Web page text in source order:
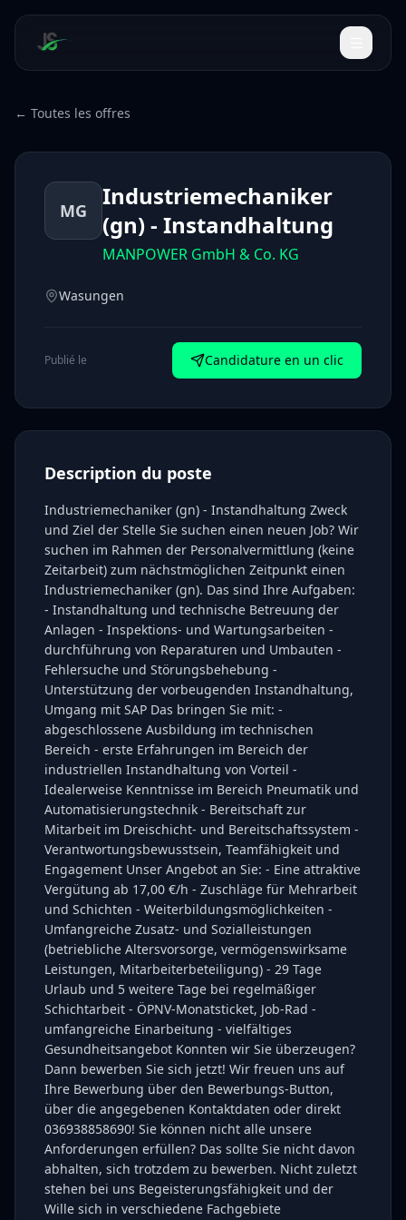
← Toutes les offres
MG
Industriemechaniker
(gn) - Instandhaltung
MANPOWER GmbH & Co. KG
Wasungen
Publié le Candidature en un clic
Description du poste
Industriemechaniker (gn) - Instandhaltung Zweck
und Ziel der Stelle Sie suchen einen neuen Job? Wir
suchen im Rahmen der Personalvermittlung (keine
Zeitarbeit) zum nächstmöglichen Zeitpunkt einen
Industriemechaniker (gn). Das sind Ihre Aufgaben:
- Instandhaltung und technische Betreuung der
Anlagen - Inspektions- und Wartungsarbeiten -
durchführung von Reparaturen und Umbauten -
Fehlersuche und Störungsbehebung -
Unterstützung der vorbeugenden Instandhaltung,
Umgang mit SAP Das bringen Sie mit: -
abgeschlossene Ausbildung im technischen
Bereich - erste Erfahrungen im Bereich der
industriellen Instandhaltung von Vorteil -
Idealerweise Kenntnisse im Bereich Pneumatik und
Automatisierungstechnik - Bereitschaft zur
Mitarbeit im Dreischicht- und Bereitschaftssystem -
Verantwortungsbewusstsein, Teamfähigkeit und
Engagement Unser Angebot an Sie: - Eine attraktive
Vergütung ab 17,00 €/h - Zuschläge für Mehrarbeit
und Schichten - Weiterbildungsmöglichkeiten -
Umfangreiche Zusatz- und Sozial­leistungen
(betriebliche Alters­vorsorge, vermögens­wirksame
Leistungen, Mitarbeiterbeteiligung) - 29 Tage
Urlaub und 5 weitere Tage bei regelmäßiger
Schichtarbeit - ÖPNV-Monatsticket, Job-Rad -
umfangreiche Einarbeitung - vielfältiges
Gesundheitsangebot Konnten wir Sie überzeugen?
Dann bewerben Sie sich jetzt! Wir freuen uns auf
Ihre Bewerbung über den Bewerbungs-Button,
über die angegebenen Kontaktdaten oder direkt
036938858690! Sie können nicht alle unsere
Anforderungen erfüllen? Das sollte Sie nicht davon
abhalten, sich trotzdem zu bewerben. Nicht zuletzt
stehen bei uns Begeisterungsfähigkeit und der
Wille sich in verschiedene Fachgebiete